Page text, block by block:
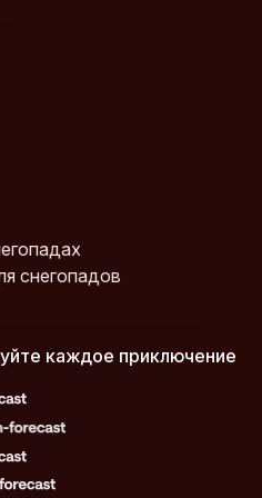
снегопадов
каждое приключение